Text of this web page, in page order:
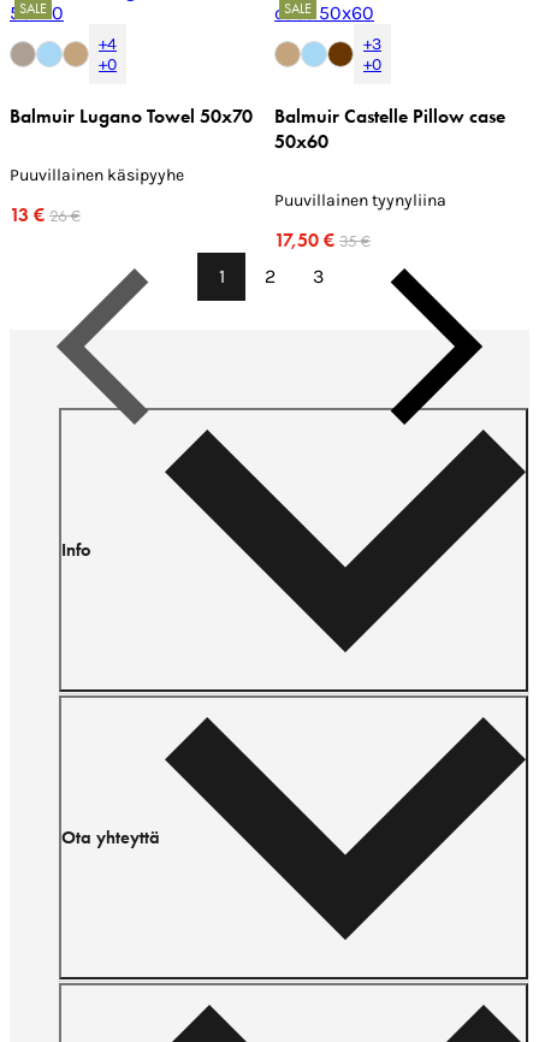
SALE
+4
+0
Balmuir Lugano Towel 50x70
Puuvillainen käsipyyhe
13 € 26 €
SALE
+3
+0
Balmuir Castelle Pillow case
50x60
Puuvillainen tyynyliina
17,50 € 35 €
1 2 3
Seuraava
Info
Ota yhteyttä